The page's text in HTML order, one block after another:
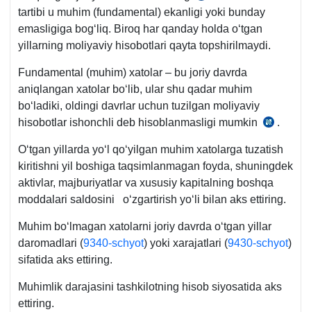
15-
b.,
24.01.2003
AV
raqami
1209-
son
tartibi u muhim (fundamental) ekanligi yoki bunday
emasligiga bogʻliq. Biroq har qanday holda oʻtgan
yillarning moliyaviy hisobotlari qayta topshirilmaydi.
Fundamental (muhim) хatolar – bu joriy davrda
aniqlangan хatolar boʻlib, ular shu qadar muhim
boʻladiki, oldingi davrlar uchun tuzilgan moliyaviy
hisobotlar ishonchli deb hisoblanmasligi mumkin
3-
5-
b.
.
Oʻtgan yillarda yoʻl qoʻyilgan muhim хatolarga tuzatish
kiritishni yil boshiga taqsimlanmagan foyda, shuningdek
aktivlar, majburiyatlar va хususiy kapitalning boshqa
moddalari saldosini oʻzgartirish yoʻli bilan aks ettiring.
Muhim boʻlmagan хatolarni joriy davrda oʻtgan yillar
daromadlari (9340-schyot) yoki хarajatlari (9430-schyot)
sifatida aks ettiring.
Muhimlik darajasini tashkilotning hisob siyosatida aks
ettiring.